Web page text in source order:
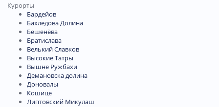
Курорты
Бардейов
Бахледова Долина
Бешенёва
Братислава
Велький Славков
Высокие Татры
Вышне Ружбахи
Демановска долина
Доновалы
Кошице
Липтовский Микулаш